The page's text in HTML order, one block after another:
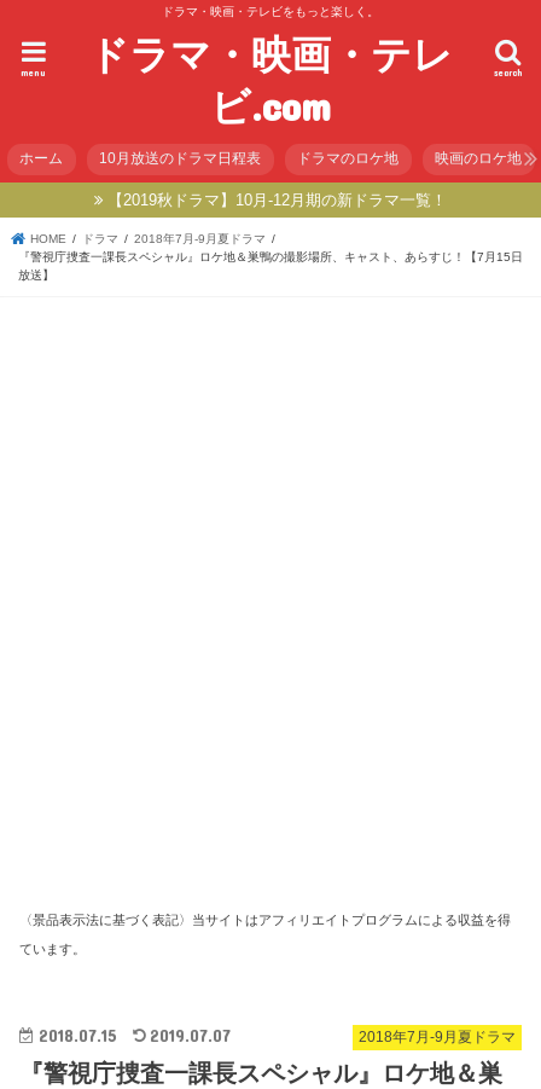
ドラマ・映画・テレビをもっと楽しく。
ドラマ・映画・テレ
ビ.com
search
menu
ホーム 10月放送のドラマ日程表 ドラマのロケ地 映画のロケ地
【2019秋ドラマ】10月-12月期の新ドラマ一覧！
HOME ドラマ
2018年7月-9月夏ドラマ
『警視庁捜査一課長スペシャル』ロケ地＆巣鴨の撮影場所、キャスト、あらすじ！【7月15日
放送】
〈景品表示法に基づく表記〉当サイトはアフィリエイトプログラムによる収益を得
ています。
2018年7月-9月夏ドラマ
2018.07.15 2019.07.07
『警視庁捜査一課長スペシャル』ロケ地＆巣